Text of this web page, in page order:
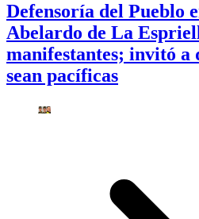
Defensoría del Pueblo
Abelardo de La
manifestantes; invitó a
sean pacíficas